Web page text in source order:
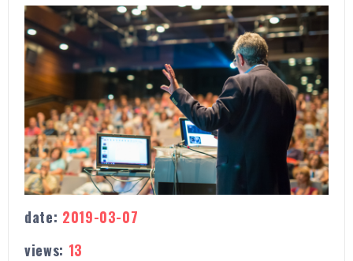
date: 2019-03-07
views: 13